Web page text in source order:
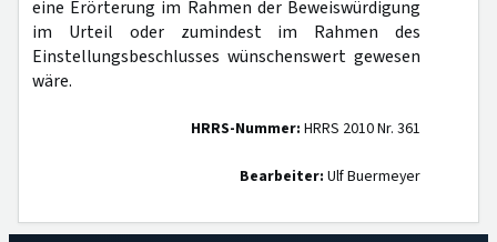
eine Erörterung im Rahmen der Beweiswürdigung
im Urteil oder zumindest im Rahmen des
Einstellungsbeschlusses wünschenswert gewesen
wäre.
HRRS-Nummer: HRRS 2010 Nr. 361
Bearbeiter: Ulf Buermeyer